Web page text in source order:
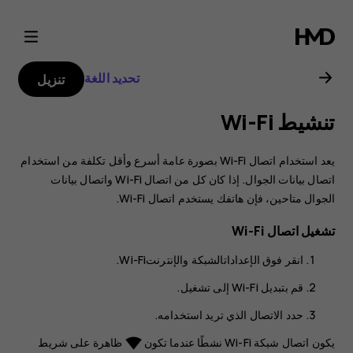
دليل
مستخدم
هاتف
Nokia
6.2
تحديد اللغة تنزيل
تنشيط Wi-Fi
يعد استخدام اتصال Wi-Fi بصورة عامة أسرع وأقل تكلفة من استخدام
اتصال بيانات الجوال. إذا كان كل من اتصال Wi-Fi واتصال بيانات
الجوال متاحين، فإن هاتفك يستخدم اتصال Wi-Fi.
تشغيل اتصال Wi-Fi
انقر فوق الإعداداتالشبكة والإنترنتWi-Fi‬
.
قم بتبديل Wi-Fi إلى
تشغيل.
حدد الاتصال الذي تريد استخدامه.
يكون اتصال شبكة Wi-Fi نشطًا عندما تكون
network_wifi ظاهرة على شريط